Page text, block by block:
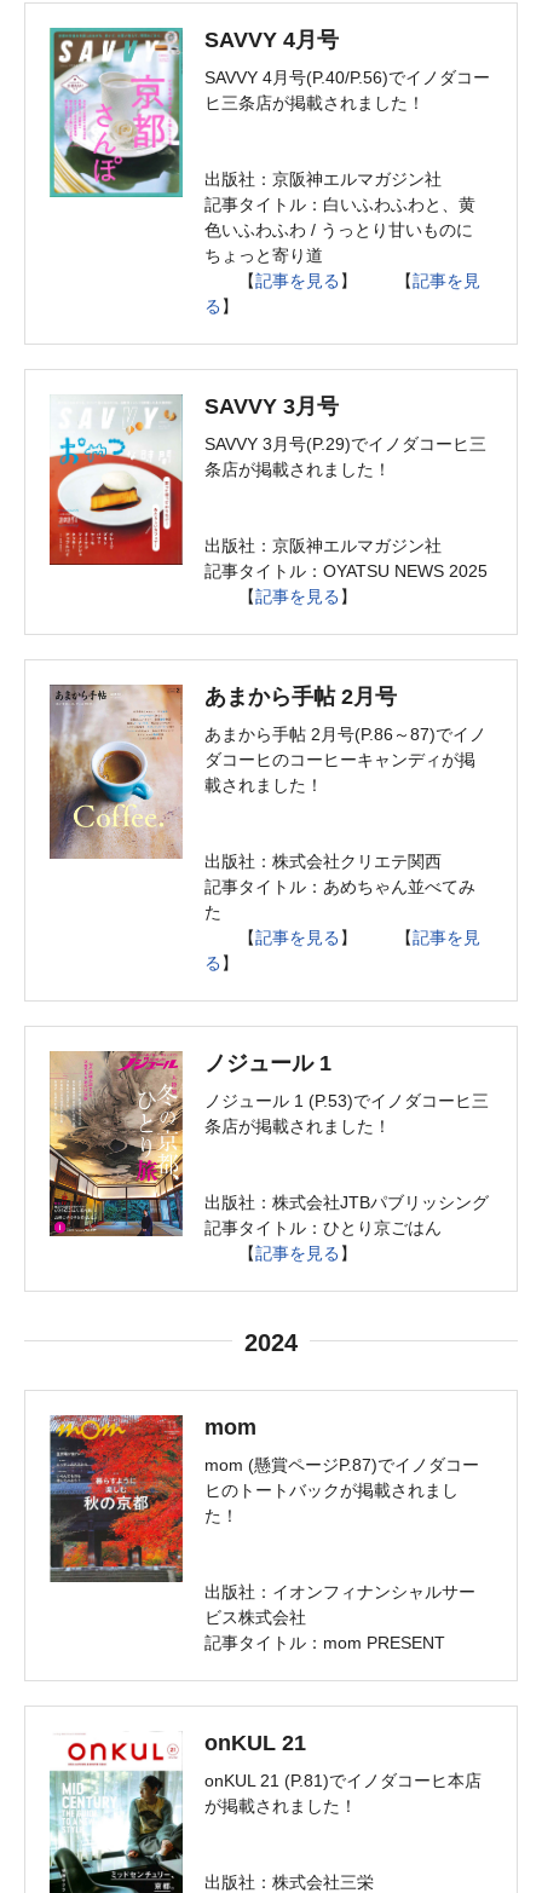
SAVVY 4月号
SAVVY 4月号(P.40/P.56)でイノダコー
ヒ三条店が掲載されました！
出版社：京阪神エルマガジン社
記事タイトル：白いふわふわと、黄
色いふわふわ / うっとり甘いものに
ちょっと寄り道
【記事を見る 】 【記事を見
る 】
SAVVY 3月号
SAVVY 3月号(P.29)でイノダコーヒ三
条店が掲載されました！
出版社：京阪神エルマガジン社
記事タイトル：OYATSU NEWS 2025
【記事を見る 】
あまから手帖 2月号
あまから手帖 2月号(P.86～87)でイノ
ダコーヒのコーヒーキャンディが掲
載されました！
出版社：株式会社クリエテ関西
記事タイトル：あめちゃん並べてみ
た
【記事を見る 】 【記事を見
る 】
ノジュール 1
ノジュール 1 (P.53)でイノダコーヒ三
条店が掲載されました！
出版社：株式会社JTBパブリッシング
記事タイトル：ひとり京ごはん
【記事を見る 】
2024
mom
mom (懸賞ページP.87)でイノダコー
ヒのトートバックが掲載されまし
た！
出版社：イオンフィナンシャルサー
ビス株式会社
記事タイトル：mom PRESENT
onKUL 21
onKUL 21 (P.81)でイノダコーヒ本店
が掲載されました！
出版社：株式会社三栄